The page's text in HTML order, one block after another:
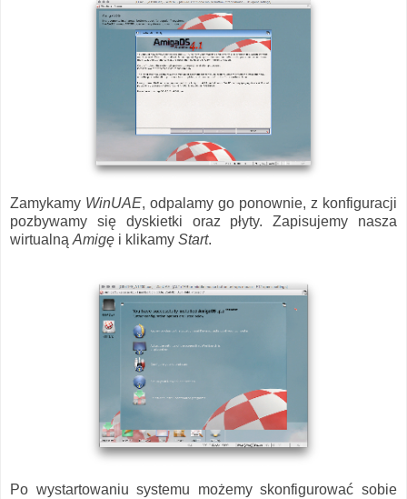
Zamykamy WinUAE, odpalamy go ponownie, z konfiguracji
pozbywamy się dyskietki oraz płyty. Zapisujemy nasza
wirtualną Amigę i klikamy Start.
Po wystartowaniu systemu możemy skonfigurować sobie